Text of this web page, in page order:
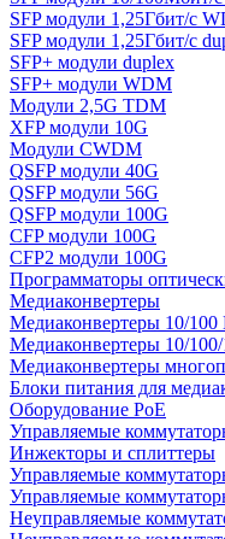
SFP модули 1,25Гбит/с
SFP модули 1,25Гбит/с
SFP+ модули duplex
SFP+ модули WDM
Модули 2,5G TDM
XFP модули 10G
Модули CWDM
QSFP модули 40G
QSFP модули 56G
QSFP модули 100G
CFP модули 100G
CFP2 модули 100G
Программаторы
Медиаконвертеры
Медиаконвертеры 10/
Медиаконвертеры 10/
Медиаконвертеры
Блоки питания для
Оборудование PoE
Управляемые
Инжекторы и сплиттеры
Управляемые
Управляемые
Неуправляемые